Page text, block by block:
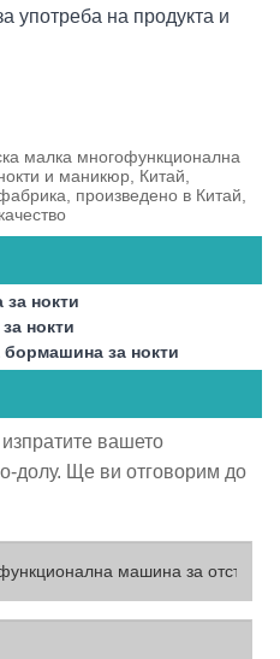
употреба на продукта и
малка многофункционална
и маникюр, Китай,
произведено в Китай,
нокти
нокти
бормашина за нокти
вашето
долу. Ще ви отговорим до